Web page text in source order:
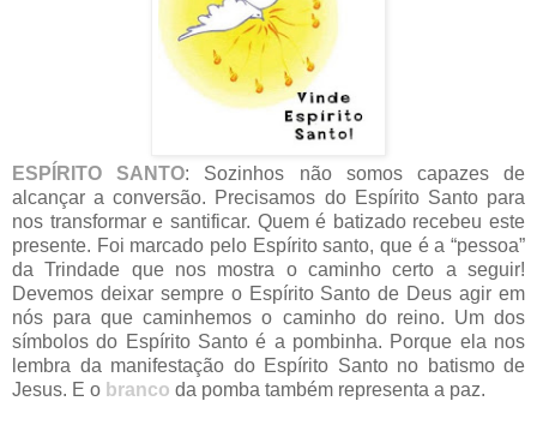
ESPÍRITO SANTO: Sozinhos não somos capazes de
alcançar a conversão. Precisamos do Espírito Santo para
nos transformar e santificar. Quem é batizado recebeu este
presente. Foi marcado pelo Espírito santo, que é a “pessoa”
da Trindade que nos mostra o caminho certo a seguir!
Devemos deixar sempre o Espírito Santo de Deus agir em
nós para que caminhemos o caminho do reino. Um dos
símbolos do Espírito Santo é a pombinha. Porque ela nos
lembra da manifestação do Espírito Santo no batismo de
Jesus. E o branco da pomba também representa a paz.